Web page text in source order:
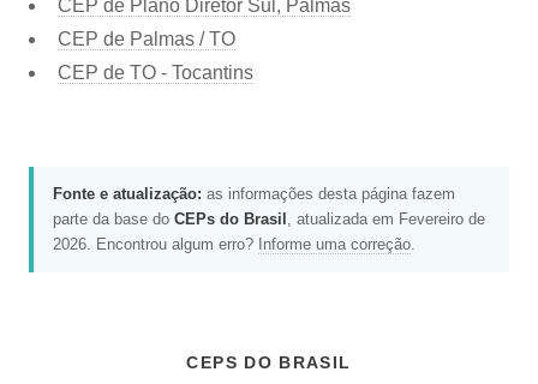
CEP de Plano Diretor Sul, Palmas
CEP de Palmas / TO
CEP de TO - Tocantins
Fonte e atualização: as informações desta página fazem
parte da base do CEPs do Brasil , atualizada em Fevereiro de
2026. Encontrou algum erro? Informe uma correção.
CEPS DO BRASIL